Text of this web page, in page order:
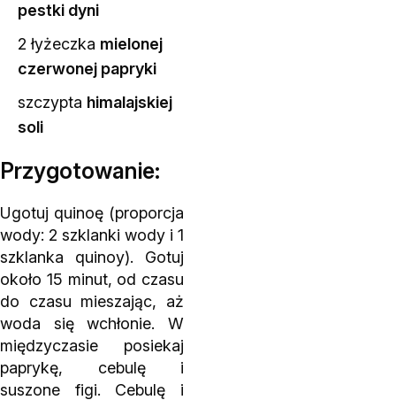
pestki dyni
2 łyżeczka mielonej
czerwonej papryki
szczypta himalajskiej
soli
Przygotowanie:
Ugotuj quinoę (proporcja
wody: 2 szklanki wody i 1
szklanka quinoy). Gotuj
około 15 minut, od czasu
do czasu mieszając, aż
woda się wchłonie. W
międzyczasie posiekaj
paprykę, cebulę i
suszone figi. Cebulę i